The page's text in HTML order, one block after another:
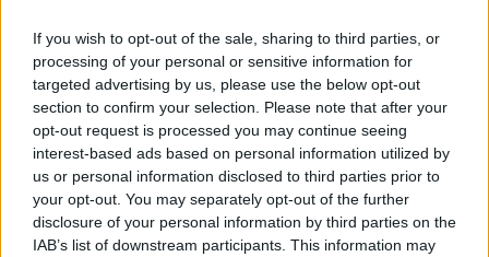
If you wish to opt-out of the sale, sharing to third parties, or
processing of your personal or sensitive information for
targeted advertising by us, please use the below opt-out
section to confirm your selection. Please note that after your
opt-out request is processed you may continue seeing
interest-based ads based on personal information utilized by
us or personal information disclosed to third parties prior to
your opt-out. You may separately opt-out of the further
disclosure of your personal information by third parties on the
IAB’s list of downstream participants. This information may
Aktuális